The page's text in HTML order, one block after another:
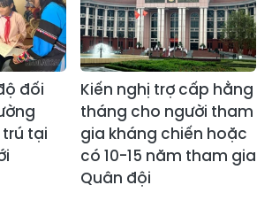
đối
tại
Kiến nghị trợ cấp hằng
tháng cho người tham
gia kháng chiến hoặc
có 10-15 năm tham gia
Quân đội